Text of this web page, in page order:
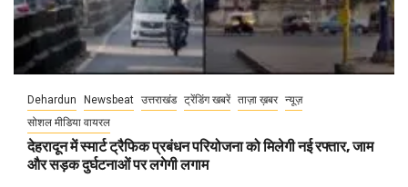
Dehardun Newsbeat उत्तराखंड ट्रेंडिंग खबरें ताज़ा ख़बर न्यूज़
सोशल मीडिया वायरल
देहरादून में स्मार्ट ट्रैफिक प्रबंधन परियोजना को मिलेगी नई रफ्तार, जाम
और सड़क दुर्घटनाओं पर लगेगी लगाम